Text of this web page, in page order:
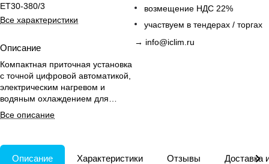
ET30-380/3
Все характеристики
Описание
Компактная приточная установка
с точной цифровой автоматикой,
электрическим нагревом и
водяным охлаждением для
эффективного воздухообмена до
900 м².
Все описание
возмещение НДС 22%
участвуем в тендерах / торгах
→ info@iclim.ru
Описание Характеристики Отзывы Доставка